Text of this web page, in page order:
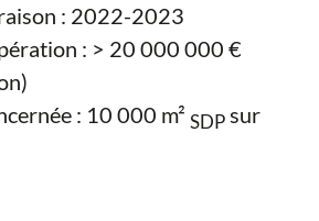
: 2022-2023
: > 20 000 000 €
: 10 000 m² SDPsur